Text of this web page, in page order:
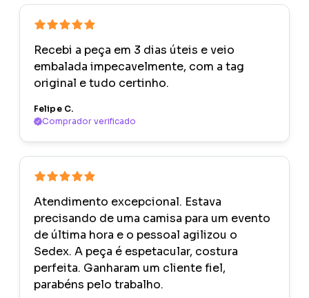
Recebi a peça em 3 dias úteis e veio
embalada impecavelmente, com a tag
original e tudo certinho.
Felipe C.
Comprador verificado
Atendimento excepcional. Estava
precisando de uma camisa para um evento
de última hora e o pessoal agilizou o
Sedex. A peça é espetacular, costura
perfeita. Ganharam um cliente fiel,
parabéns pelo trabalho.